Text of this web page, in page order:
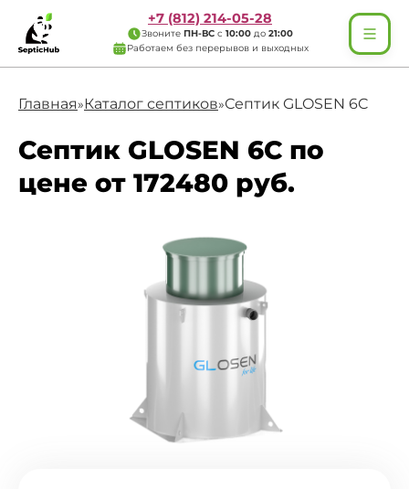
+7 (812) 214-05-28
Звоните ПН-ВС с 10:00 до 21:00
Работаем без перерывов и выходных
Главная»Каталог септиков»Септик GLOSEN 6C
Септик GLOSEN 6C по
цене от 172480 руб.